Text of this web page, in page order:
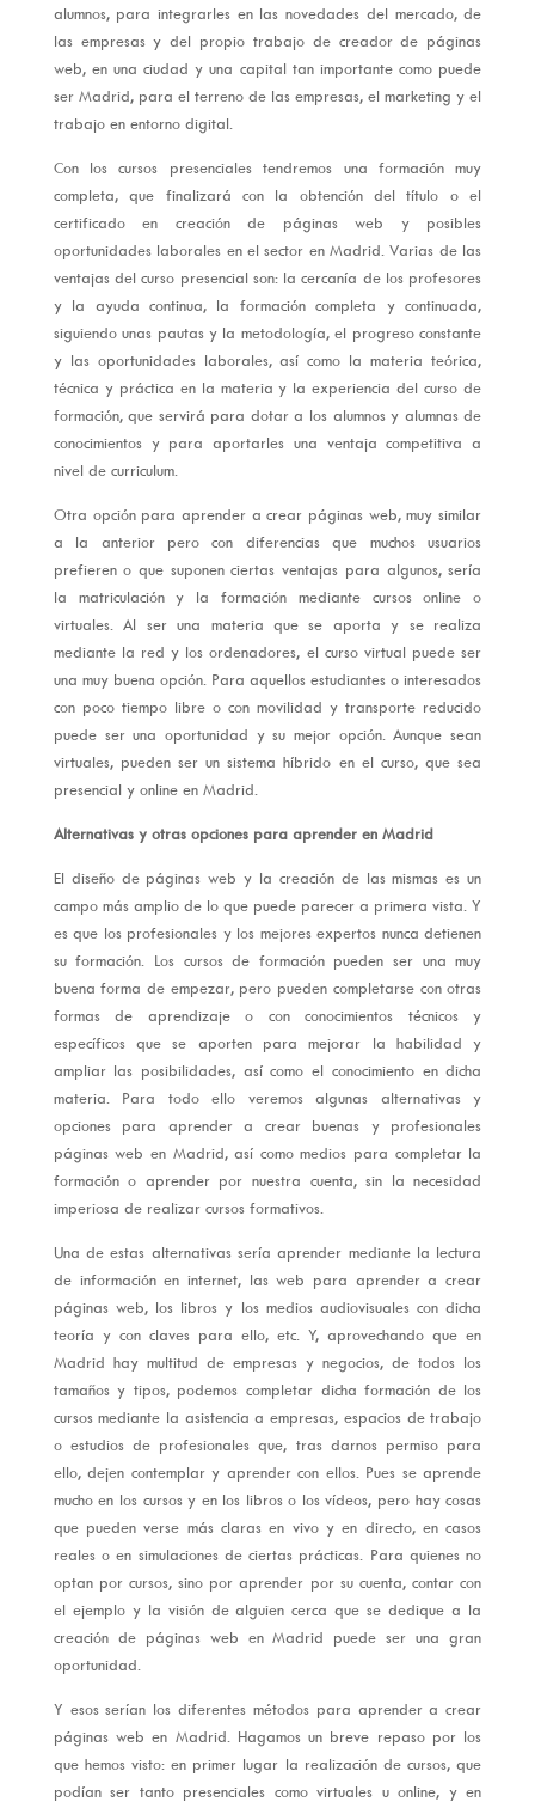
alumnos, para integrarles en las novedades del mercado, de
las empresas y del propio trabajo de creador de páginas
web, en una ciudad y una capital tan importante como puede
ser Madrid, para el terreno de las empresas, el marketing y el
trabajo en entorno digital.
Con los cursos presenciales tendremos una formación muy
completa, que finalizará con la obtención del título o el
certificado en creación de páginas web y posibles
oportunidades laborales en el sector en Madrid. Varias de las
ventajas del curso presencial son: la cercanía de los profesores
y la ayuda continua, la formación completa y continuada,
siguiendo unas pautas y la metodología, el progreso constante
y las oportunidades laborales, así como la materia teórica,
técnica y práctica en la materia y la experiencia del curso de
formación, que servirá para dotar a los alumnos y alumnas de
conocimientos y para aportarles una ventaja competitiva a
nivel de curriculum.
Otra opción para aprender a crear páginas web, muy similar
a la anterior pero con diferencias que muchos usuarios
prefieren o que suponen ciertas ventajas para algunos, sería
la matriculación y la formación mediante cursos online o
virtuales. Al ser una materia que se aporta y se realiza
mediante la red y los ordenadores, el curso virtual puede ser
una muy buena opción. Para aquellos estudiantes o interesados
con poco tiempo libre o con movilidad y transporte reducido
puede ser una oportunidad y su mejor opción. Aunque sean
virtuales, pueden ser un sistema híbrido en el curso, que sea
presencial y online en Madrid.
Alternativas y otras opciones para aprender en Madrid
El diseño de páginas web y la creación de las mismas es un
campo más amplio de lo que puede parecer a primera vista. Y
es que los profesionales y los mejores expertos nunca detienen
su formación. Los cursos de formación pueden ser una muy
buena forma de empezar, pero pueden completarse con otras
formas de aprendizaje o con conocimientos técnicos y
específicos que se aporten para mejorar la habilidad y
ampliar las posibilidades, así como el conocimiento en dicha
materia. Para todo ello veremos algunas alternativas y
opciones para aprender a crear buenas y profesionales
páginas web en Madrid, así como medios para completar la
formación o aprender por nuestra cuenta, sin la necesidad
imperiosa de realizar cursos formativos.
Una de estas alternativas sería aprender mediante la lectura
de información en internet, las web para aprender a crear
páginas web, los libros y los medios audiovisuales con dicha
teoría y con claves para ello, etc. Y, aprovechando que en
Madrid hay multitud de empresas y negocios, de todos los
tamaños y tipos, podemos completar dicha formación de los
cursos mediante la asistencia a empresas, espacios de trabajo
o estudios de profesionales que, tras darnos permiso para
ello, dejen contemplar y aprender con ellos. Pues se aprende
mucho en los cursos y en los libros o los vídeos, pero hay cosas
que pueden verse más claras en vivo y en directo, en casos
reales o en simulaciones de ciertas prácticas. Para quienes no
optan por cursos, sino por aprender por su cuenta, contar con
el ejemplo y la visión de alguien cerca que se dedique a la
creación de páginas web en Madrid puede ser una gran
oportunidad.
Y esos serían los diferentes métodos para aprender a crear
páginas web en Madrid. Hagamos un breve repaso por los
que hemos visto: en primer lugar la realización de cursos, que
podían ser tanto presenciales como virtuales u online, y en